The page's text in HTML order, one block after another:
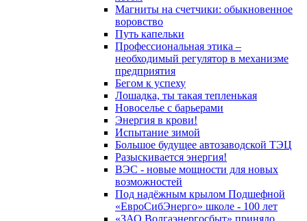
Магниты на счетчики: обыкновенное
воровство
Путь капельки
Профессиональная этика –
необходимый регулятор в механизме
предприятия
Бегом к успеху
Лошадка, ты такая тепленькая
Новоселье с барьерами
Энергия в крови!
Испытание зимой
Большое будущее автозаводской ТЭЦ
Разыскивается энергия!
ВЭС - новые мощности для новых
возможностей
Под надёжным крылом Подшефной
«ЕвроСибЭнерго» школе - 100 лет